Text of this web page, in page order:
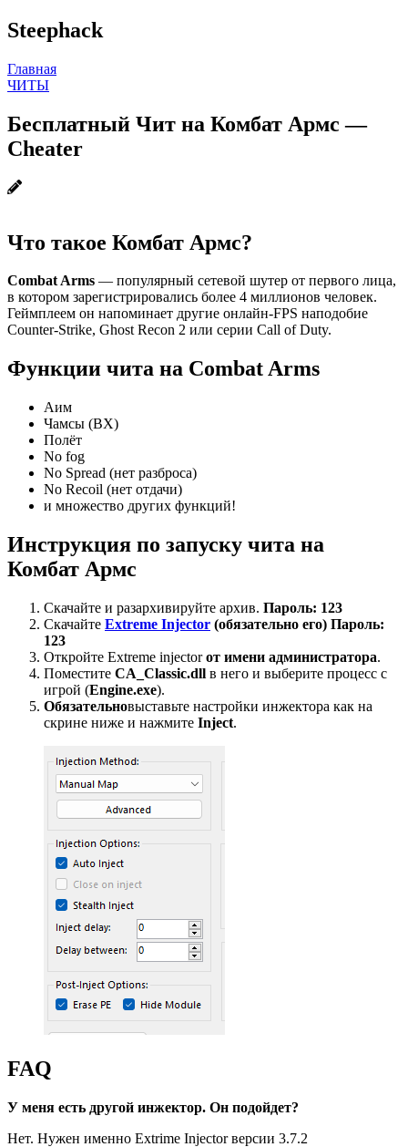
Steephack
Главная
ЧИТЫ
Бесплатный Чит на Комбат Армс —
Cheater
Что такое Комбат Армс?
Combat Arms — популярный сетевой шутер от первого лица,
в котором зарегистрировались более 4 миллионов человек.
Геймплеем он напоминает другие онлайн-FPS наподобие
Counter-Strike, Ghost Recon 2 или серии Call of Duty.
Функции чита на Combat Arms
Аим
Чамсы (ВХ)
Полёт
No fog
No Spread (нет разброса)
No Recoil (нет отдачи)
и множество других функций!
Инструкция по запуску чита на
Комбат Армс
Скачайте и разархивируйте архив. Пароль: 123
Скачайте Extreme Injector (обязательно его) Пароль:
123
Откройте Extreme injectorот имени администратора.
Поместите CA_Classic.dll в него и выберите процесс с
игрой (Engine.exe).
Обязательновыставьте настройки инжектора как на
скрине ниже и нажмите Inject.
FAQ
У меня есть другой инжектор. Он подойдет?
Нет. Нужен именно Extrime Injector версии 3.7.2